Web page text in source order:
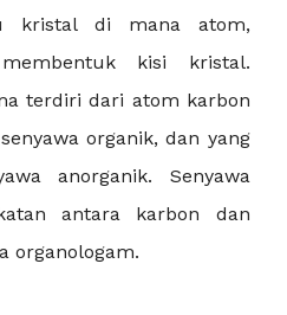
kristal di mana atom,
kisi kristal.
terdiri dari atom karbon
organik, dan yang
anorganik. Senyawa
antara karbon dan
organologam.